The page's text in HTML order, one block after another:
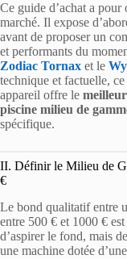
Ce guide d’achat a
marché. Il expose
avant de proposer un
et performants du
Zodiac Tornax et le
technique et factuelle,
appareil offre le
piscine milieu de
spécifique.
II. Définir le Milieu de
€
Le bond qualitatif entre
entre 500 € et 1000 €
d’aspirer le fond, mais
une machine dotée